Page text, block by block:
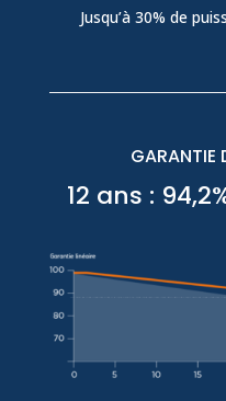
Jusqu’à 30% de
GARANTIE
12 ans :